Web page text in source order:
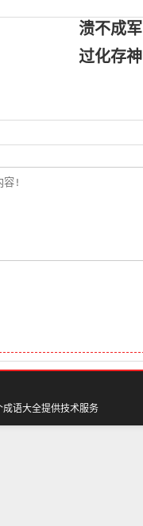
溃不成军
过化存神
成语大全提供技术服务